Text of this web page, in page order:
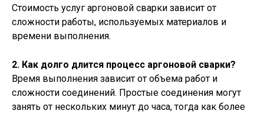
Стоимость услуг аргоновой сварки зависит от
сложности работы, используемых материалов и
времени выполнения.
2. Как долго длится процесс аргоновой сварки?
Время выполнения зависит от объема работ и
сложности соединений. Простые соединения могут
занять от нескольких минут до часа, тогда как более